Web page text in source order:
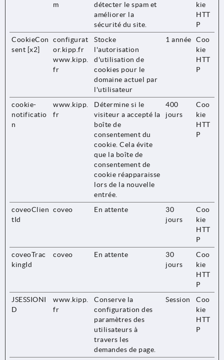
m
détecter le spam et
améliorer la
sécurité du site.
kie
HTT
P
CookieCon
sent [x2]
configurat
or.kipp.fr
www.kipp.
fr
Stocke
l'autorisation
d'utilisation de
cookies pour le
domaine actuel par
l'utilisateur
1 année
Coo
kie
HTT
P
cookie-
notificatio
n
www.kipp.
fr
Détermine si le
visiteur a accepté la
boîte de
consentement du
cookie. Cela évite
que la boîte de
consentement de
cookie réapparaisse
lors de la nouvelle
entrée.
400
jours
Coo
kie
HTT
P
coveoClien
tId
coveo En attente
30
jours
Coo
kie
HTT
P
coveoTrac
kingId
coveo En attente
30
jours
Coo
kie
HTT
P
JSESSIONI
D
www.kipp.
fr
Conserve la
configuration des
paramètres des
utilisateurs à
travers les
demandes de page.
Session
Coo
kie
HTT
P